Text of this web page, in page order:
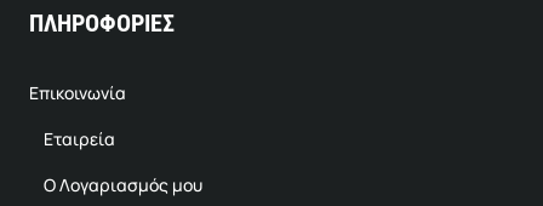
ΠΛΗΡΟΦΟΡΙΕΣ
Επικοινωνία
Εταιρεία
Ο Λογαριασμός μου